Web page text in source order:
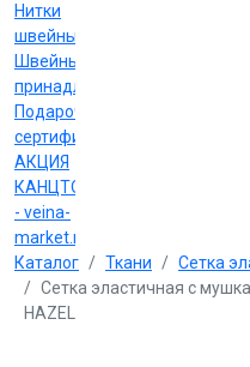
Нитки
швейные
Швейные
принадлежности
Подарочные
сертификаты
АКЦИЯ
КАНЦТОВАРЫ
- veina-
market.ru
Каталог
Ткани
Сетка
Сетка эластичная с
HAZEL